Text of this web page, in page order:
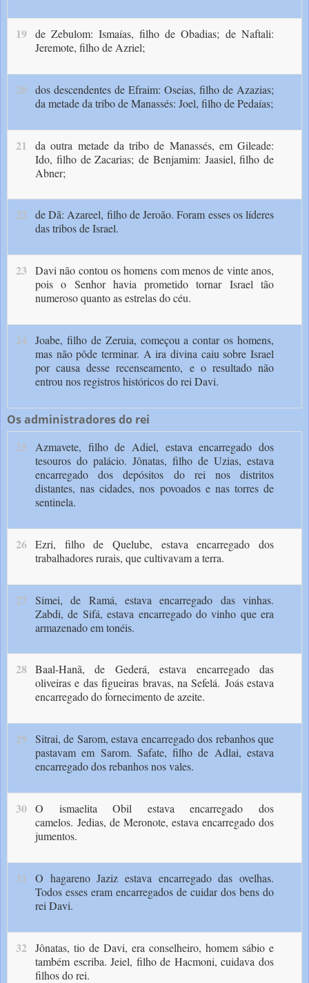
19 de Zebulom: Ismaías, filho de Obadias; de Naftali:
Jeremote, filho de Azriel;
20 dos descendentes de Efraim: Oseias, filho de Azazias;
da metade da tribo de Manassés: Joel, filho de Pedaías;
21
da outra metade da tribo de Manassés, em Gileade:
Ido, filho de Zacarias; de Benjamim: Jaasiel, filho de
Abner;
22
de Dã: Azareel, filho de Jeroão. Foram esses os líderes
das tribos de Israel.
23
Davi não contou os homens com menos de vinte anos,
pois o Senhor havia prometido tornar Israel tão
numeroso quanto as estrelas do céu.
24 Joabe, filho de Zeruia, começou a contar os homens,
mas não pôde terminar. A ira divina caiu sobre Israel
por causa desse recenseamento, e o resultado não
entrou nos registros históricos do rei Davi.
Os administradores do rei
25
Azmavete, filho de Adiel, estava encarregado dos
tesouros do palácio. Jônatas, filho de Uzias, estava
encarregado dos depósitos do rei nos distritos
distantes, nas cidades, nos povoados e nas torres de
sentinela.
26 Ezri, filho de Quelube, estava encarregado dos
trabalhadores rurais, que cultivavam a terra.
27
Simei, de Ramá, estava encarregado das vinhas.
Zabdi, de Sifá, estava encarregado do vinho que era
armazenado em tonéis.
28 Baal-Hanã, de Gederá, estava encarregado das
oliveiras e das figueiras bravas, na Sefelá. Joás estava
encarregado do fornecimento de azeite.
29 Sitrai, de Sarom, estava encarregado dos rebanhos que
pastavam em Sarom. Safate, filho de Adlai, estava
encarregado dos rebanhos nos vales.
30 O ismaelita Obil estava encarregado dos
camelos. Jedias, de Meronote, estava encarregado dos
jumentos.
31
O hagareno Jaziz estava encarregado das ovelhas.
Todos esses eram encarregados de cuidar dos bens do
rei Davi.
32 Jônatas, tio de Davi, era conselheiro, homem sábio e
também escriba. Jeiel, filho de Hacmoni, cuidava dos
filhos do rei.